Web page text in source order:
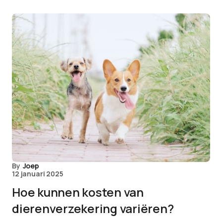
By Joep
12 januari 2025
Hoe kunnen kosten van
dierenverzekering variëren?